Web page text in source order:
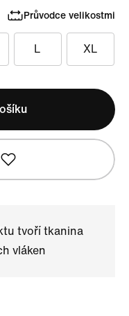
Průvodce velikostmi
L XL
tvoří tkanina
vláken